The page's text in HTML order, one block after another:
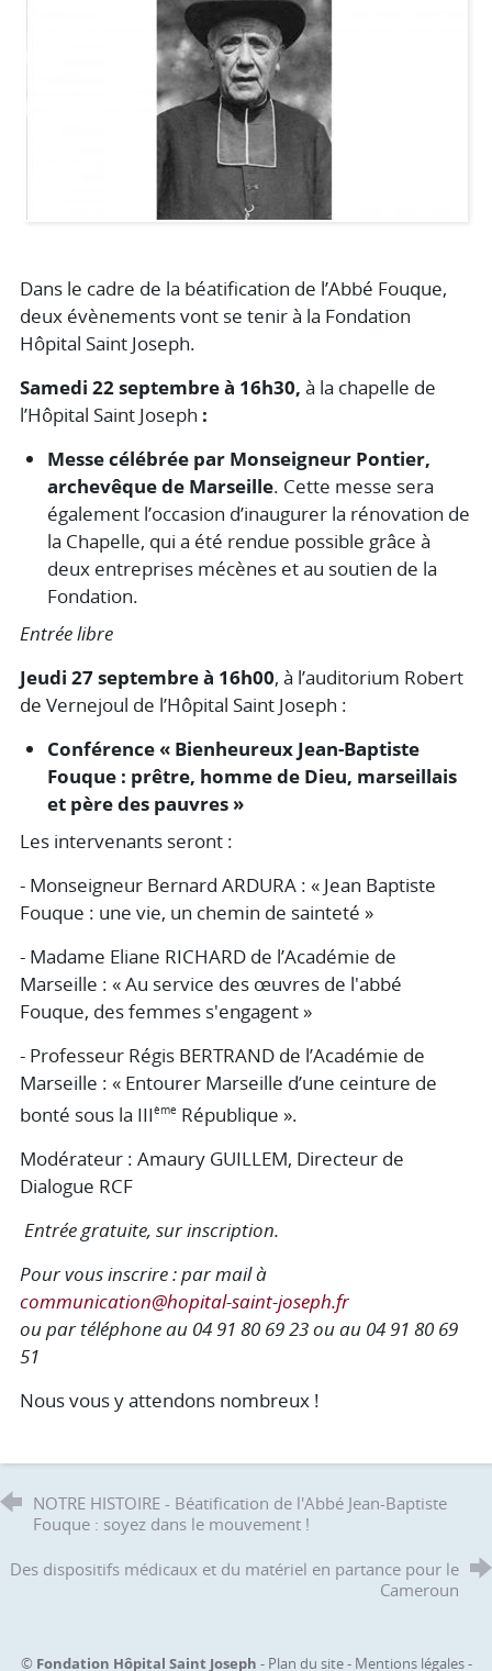
Dans le cadre de la béatification de l’Abbé Fouque,
deux évènements vont se tenir à la Fondation
Hôpital Saint Joseph.
Samedi 22 septembre à 16h30, à la chapelle de
l’Hôpital Saint Joseph :
Messe célébrée par Monseigneur Pontier,
archevêque de Marseille. Cette messe sera
également l’occasion d’inaugurer la rénovation de
la Chapelle, qui a été rendue possible grâce à
deux entreprises mécènes et au soutien de la
Fondation.
Entrée libre
Jeudi 27 septembre à 16h00, à l’auditorium Robert
de Vernejoul de l’Hôpital Saint Joseph :
Conférence « Bienheureux Jean-Baptiste
Fouque : prêtre, homme de Dieu, marseillais
et père des pauvres »
Les intervenants seront :
- Monseigneur Bernard ARDURA : « Jean Baptiste
Fouque : une vie, un chemin de sainteté »
- Madame Eliane RICHARD de l’Académie de
Marseille : « Au service des œuvres de l'abbé
Fouque, des femmes s'engagent »
- Professeur Régis BERTRAND de l’Académie de
Marseille : « Entourer Marseille d’une ceinture de
bonté sous la IIIème République ».
Modérateur : Amaury GUILLEM, Directeur de
Dialogue RCF
Entrée gratuite, sur inscription.
Pour vous inscrire : par mail à
communication@hopital-saint-joseph.fr
ou par téléphone au 04 91 80 69 23 ou au 04 91 80 69
51
Nous vous y attendons nombreux !
NOTRE HISTOIRE - Béatification de l'Abbé Jean-Baptiste
Fouque : soyez dans le mouvement !
Des dispositifs médicaux et du matériel en partance pour le
Cameroun
© Fondation Hôpital Saint Joseph - Plan du site- Mentions légales-